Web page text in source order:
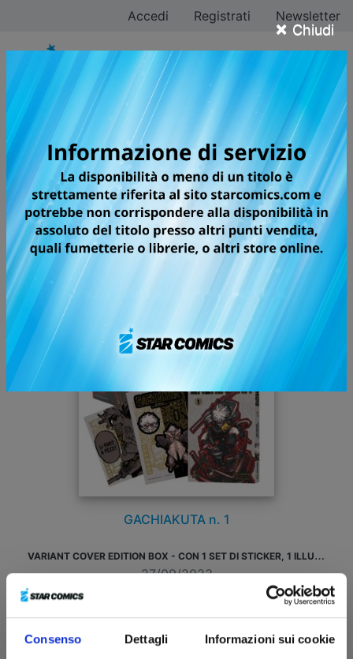
Consenso Dettagli Informazioni sui cookie
× Chiudi
Accedi Registrati Newsletter
Kei Urana
Tutti i fumetti
Pagina 2 di 2
GACHIAKUTA n. 1
V
ARIANT COVER EDITION BOX - CON 1 SET DI STICKER, 1 ILLUSTRATION CARD E 1 STAR CARD
27/09/2023
€ 12,90